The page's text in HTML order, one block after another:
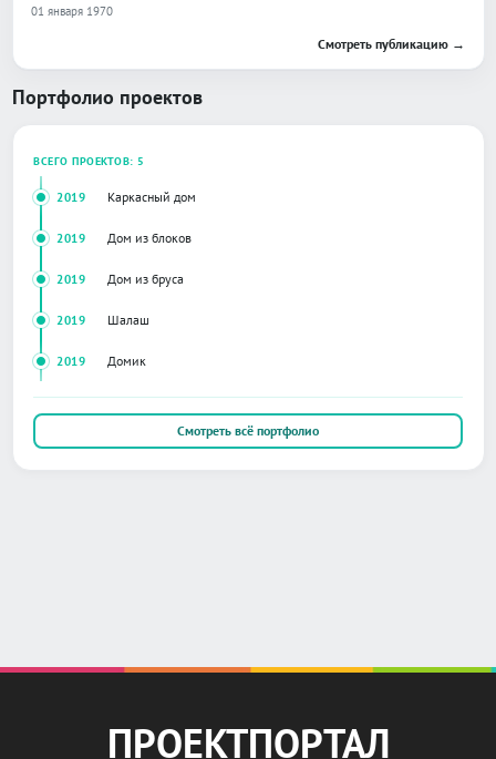
01 января 1970
Смотреть публикацию →
Портфолио проектов
ВСЕГО ПРОЕКТОВ: 5
2019 Каркасный дом
2019 Дом из блоков
2019 Дом из бруса
2019 Шалаш
2019 Домик
Смотреть всё портфолио
ПРОЕКТПОРТАЛ